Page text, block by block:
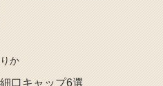
か
口キャップ6選